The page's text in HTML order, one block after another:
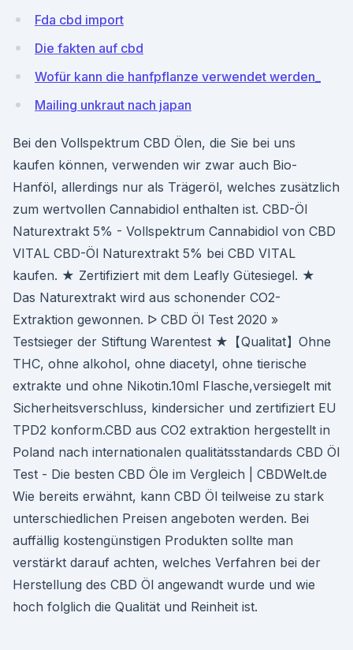
Fda cbd import
Die fakten auf cbd
Wofür kann die hanfpflanze verwendet werden_
Mailing unkraut nach japan
Bei den Vollspektrum CBD Ölen, die Sie bei uns
kaufen können, verwenden wir zwar auch Bio-
Hanföl, allerdings nur als Trägeröl, welches zusätzlich
zum wertvollen Cannabidiol enthalten ist. CBD-Öl
Naturextrakt 5% - Vollspektrum Cannabidiol von CBD
VITAL CBD-Öl Naturextrakt 5% bei CBD VITAL
kaufen. ★ Zertifiziert mit dem Leafly Gütesiegel. ★
Das Naturextrakt wird aus schonender CO2-
Extraktion gewonnen. ᐅ CBD Öl Test 2020 »
Testsieger der Stiftung Warentest ★【Qualitat】Ohne
THC, ohne alkohol, ohne diacetyl, ohne tierische
extrakte und ohne Nikotin.10ml Flasche,versiegelt mit
Sicherheitsverschluss, kindersicher und zertifiziert EU
TPD2 konform.CBD aus CO2 extraktion hergestellt in
Poland nach internationalen qualitätsstandards CBD Öl
Test - Die besten CBD Öle im Vergleich | CBDWelt.de
Wie bereits erwähnt, kann CBD Öl teilweise zu stark
unterschiedlichen Preisen angeboten werden. Bei
auffällig kostengünstigen Produkten sollte man
verstärkt darauf achten, welches Verfahren bei der
Herstellung des CBD Öl angewandt wurde und wie
hoch folglich die Qualität und Reinheit ist.